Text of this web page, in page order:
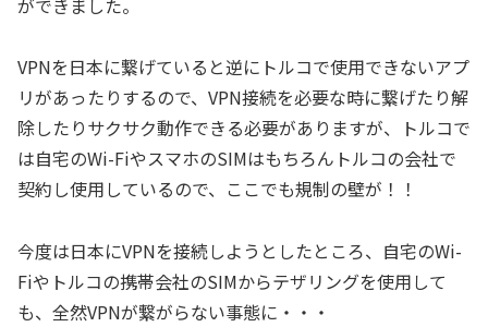
VPNを日本に繋げていると逆にトルコで使用できないアプ
リがあったりするので、VPN接続を必要な時に繋げたり解
除したりサクサク動作できる必要がありますが、トルコで
は自宅のWi-FiやスマホのSIMはもちろんトルコの会社で
契約し使用しているので、ここでも規制の壁が！！
今度は日本にVPNを接続しようとしたところ、自宅のWi-
Fiやトルコの携帯会社のSIMからテザリングを使用して
も、全然VPNが繋がらない事態に・・・